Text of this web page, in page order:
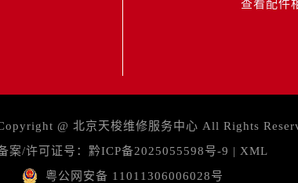
查看配件
@ 北京天梭维修服务中心 All Rights
案/许可证号： 黔ICP备2025055598号-9 | XML
粤公网安备 11011306006028号